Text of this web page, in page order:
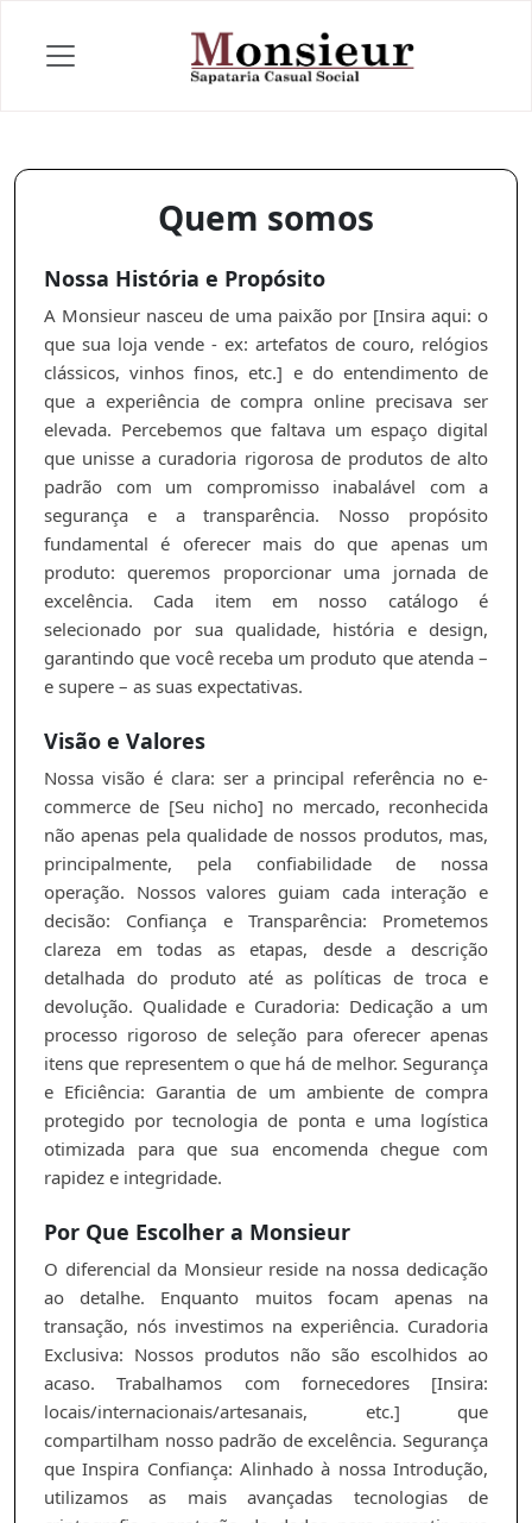
Quem somos
Nossa História e Propósito
A Monsieur nasceu de uma paixão por [Insira aqui: o
que sua loja vende - ex: artefatos de couro, relógios
clássicos, vinhos finos, etc.] e do entendimento de
que a experiência de compra online precisava ser
elevada. Percebemos que faltava um espaço digital
que unisse a curadoria rigorosa de produtos de alto
padrão com um compromisso inabalável com a
segurança e a transparência. Nosso propósito
fundamental é oferecer mais do que apenas um
produto: queremos proporcionar uma jornada de
excelência. Cada item em nosso catálogo é
selecionado por sua qualidade, história e design,
garantindo que você receba um produto que atenda –
e supere – as suas expectativas.
Visão e Valores
Nossa visão é clara: ser a principal referência no e-
commerce de [Seu nicho] no mercado, reconhecida
não apenas pela qualidade de nossos produtos, mas,
principalmente, pela confiabilidade de nossa
operação. Nossos valores guiam cada interação e
decisão: Confiança e Transparência: Prometemos
clareza em todas as etapas, desde a descrição
detalhada do produto até as políticas de troca e
devolução. Qualidade e Curadoria: Dedicação a um
processo rigoroso de seleção para oferecer apenas
itens que representem o que há de melhor. Segurança
e Eficiência: Garantia de um ambiente de compra
protegido por tecnologia de ponta e uma logística
otimizada para que sua encomenda chegue com
rapidez e integridade.
Por Que Escolher a Monsieur
O diferencial da Monsieur reside na nossa dedicação
ao detalhe. Enquanto muitos focam apenas na
transação, nós investimos na experiência. Curadoria
Exclusiva: Nossos produtos não são escolhidos ao
acaso. Trabalhamos com fornecedores [Insira:
locais/internacionais/artesanais, etc.] que
compartilham nosso padrão de excelência. Segurança
que Inspira Confiança: Alinhado à nossa Introdução,
utilizamos as mais avançadas tecnologias de